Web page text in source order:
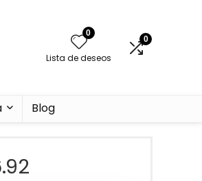
0
Lista de deseos
0
Blog